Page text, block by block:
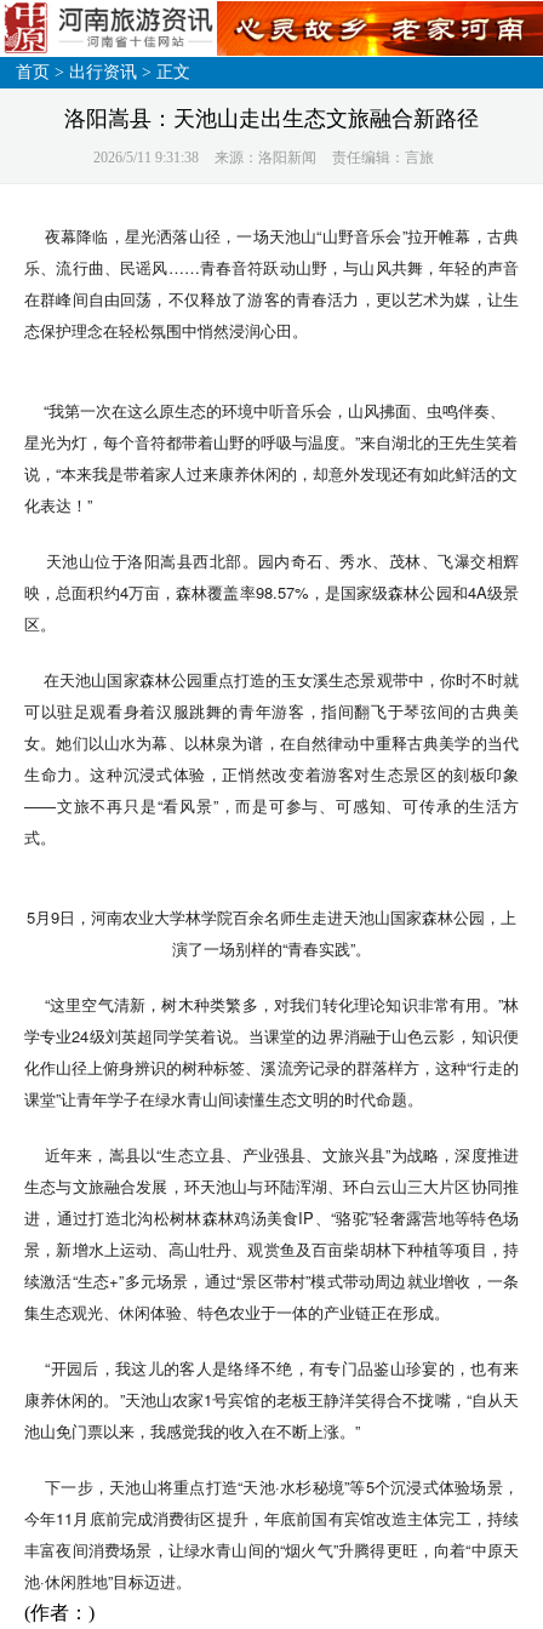
首页 >出行资讯 > 正文
洛阳嵩县：天池山走出生态文旅融合新路径
2026/5/11 9:31:38 来源：洛阳新闻 责任编辑：言旅
夜幕降临，星光洒落山径，一场天池山“山野音乐会”拉开帷幕，古典
乐、流行曲、民谣风……青春音符跃动山野，与山风共舞，年轻的声音
在群峰间自由回荡，不仅释放了游客的青春活力，更以艺术为媒，让生
态保护理念在轻松氛围中悄然浸润心田。
“我第一次在这么原生态的环境中听音乐会，山风拂面、虫鸣伴奏、
星光为灯，每个音符都带着山野的呼吸与温度。”来自湖北的王先生笑着
说，“本来我是带着家人过来康养休闲的，却意外发现还有如此鲜活的文
化表达！”
天池山位于洛阳嵩县西北部。园内奇石、秀水、茂林、飞瀑交相辉
映，总面积约4万亩，森林覆盖率98.57%，是国家级森林公园和4A级景
区。
在天池山国家森林公园重点打造的玉女溪生态景观带中，你时不时就
可以驻足观看身着汉服跳舞的青年游客，指间翻飞于琴弦间的古典美
女。她们以山水为幕、以林泉为谱，在自然律动中重释古典美学的当代
生命力。这种沉浸式体验，正悄然改变着游客对生态景区的刻板印象
——文旅不再只是“看风景”，而是可参与、可感知、可传承的生活方
式。
5月9日，河南农业大学林学院百余名师生走进天池山国家森林公园，上
演了一场别样的“青春实践”。
“这里空气清新，树木种类繁多，对我们转化理论知识非常有用。”林
学专业24级刘英超同学笑着说。当课堂的边界消融于山色云影，知识便
化作山径上俯身辨识的树种标签、溪流旁记录的群落样方，这种“行走的
课堂”让青年学子在绿水青山间读懂生态文明的时代命题。
近年来，嵩县以“生态立县、产业强县、文旅兴县”为战略，深度推进
生态与文旅融合发展，环天池山与环陆浑湖、环白云山三大片区协同推
进，通过打造北沟松树林森林鸡汤美食IP、“骆驼”轻奢露营地等特色场
景，新增水上运动、高山牡丹、观赏鱼及百亩柴胡林下种植等项目，持
续激活“生态+”多元场景，通过“景区带村”模式带动周边就业增收，一条
集生态观光、休闲体验、特色农业于一体的产业链正在形成。
“开园后，我这儿的客人是络绎不绝，有专门品鉴山珍宴的，也有来
康养休闲的。”天池山农家1号宾馆的老板王静洋笑得合不拢嘴，“自从天
池山免门票以来，我感觉我的收入在不断上涨。”
下一步，天池山将重点打造“天池·水杉秘境”等5个沉浸式体验场景，
今年11月底前完成消费街区提升，年底前国有宾馆改造主体完工，持续
丰富夜间消费场景，让绿水青山间的“烟火气”升腾得更旺，向着“中原天
池·休闲胜地”目标迈进。
(作者：)